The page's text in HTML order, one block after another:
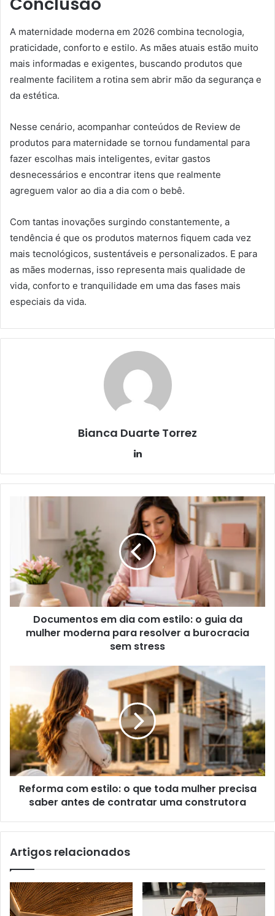
A maternidade moderna em 2026 combina tecnologia,
praticidade, conforto e estilo. As mães atuais estão muito
mais informadas e exigentes, buscando produtos que
realmente facilitem a rotina sem abrir mão da segurança e
da estética.
Nesse cenário, acompanhar conteúdos de Review de
produtos para maternidade se tornou fundamental para
fazer escolhas mais inteligentes, evitar gastos
desnecessários e encontrar itens que realmente
agreguem valor ao dia a dia com o bebê.
Com tantas inovações surgindo constantemente, a
tendência é que os produtos maternos fiquem cada vez
mais tecnológicos, sustentáveis e personalizados. E para
as mães modernas, isso representa mais qualidade de
vida, conforto e tranquilidade em uma das fases mais
especiais da vida.
Bianca Duarte Torrez
Documentos em dia com estilo: o guia da
mulher moderna para resolver a burocracia
sem stress
Reforma com estilo: o que toda mulher precisa
saber antes de contratar uma construtora
Artigos relacionados